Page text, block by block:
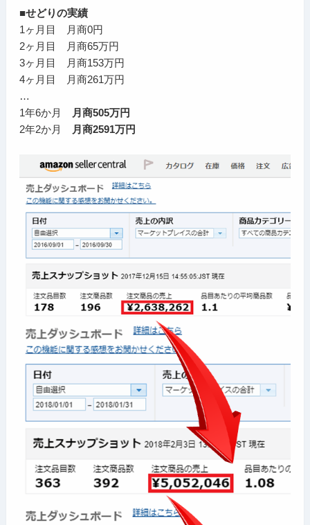
■せどりの実績
1ヶ月目 月商0円
2ヶ月目 月商65万円
3ヶ月目 月商153万円
4ヶ月目 月商261万円
…
1年6か月
月商505万円
2年2か月
月商2591万円